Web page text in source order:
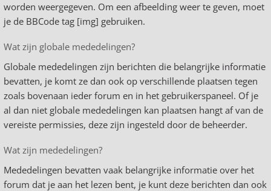
worden weergegeven. Om een afbeelding weer te geven, moet
je de BBCode tag [img] gebruiken.
Wat zijn globale mededelingen?
Globale mededelingen zijn berichten die belangrijke informatie
bevatten, je komt ze dan ook op verschillende plaatsen tegen
zoals bovenaan ieder forum en in het gebruikerspaneel. Of je
al dan niet globale mededelingen kan plaatsen hangt af van de
vereiste permissies, deze zijn ingesteld door de beheerder.
Wat zijn mededelingen?
Mededelingen bevatten vaak belangrijke informatie over het
forum dat je aan het lezen bent, je kunt deze berichten dan ook